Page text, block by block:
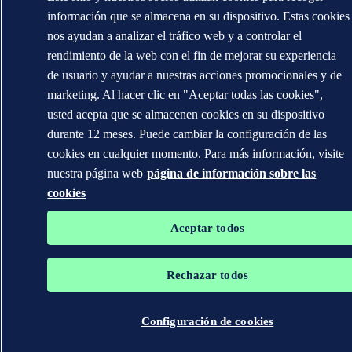
información que se almacena en su dispositivo. Estas cookies
nos ayudan a analizar el tráfico web y a controlar el
rendimiento de la web con el fin de mejorar su experiencia
de usuario y ayudar a nuestras acciones promocionales y de
marketing. Al hacer clic en "Aceptar todas las cookies",
usted acepta que se almacenen cookies en su dispositivo
durante 12 meses. Puede cambiar la configuración de las
cookies en cualquier momento. Para más información, visite
nuestra página web página de información sobre las
cookies
Aceptar todos
Rechazar todos
Configuración de cookies